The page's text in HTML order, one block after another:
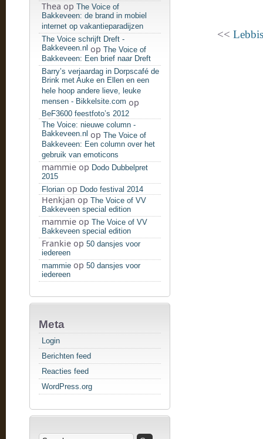
Thea op The Voice of
Bakkeveen: de brand in mobiel
internet op vakantieparadijzen
The Voice schrijft Dreft -
Bakkeveen.nl op The Voice of
Bakkeveen: Een brief naar Dreft
Barry’s verjaardag in Dorpscafé de
Brink met Auke en Ellen en een
hele hoop andere lieve, leuke
mensen - Bikkelsite.com op
BeF3600 feestfoto’s 2012
The Voice: nieuwe column -
Bakkeveen.nl op The Voice of
Bakkeveen: Een column over het
gebruik van emoticons
mammie op Dodo Dubbelpret
2015
Florian op Dodo festival 2014
Henkjan op The Voice of VV
Bakkeveen special edition
mammie op The Voice of VV
Bakkeveen special edition
Frankie op 50 dansjes voor
iedereen
mammie op 50 dansjes voor
iedereen
Meta
Login
Berichten feed
Reacties feed
WordPress.org
<<